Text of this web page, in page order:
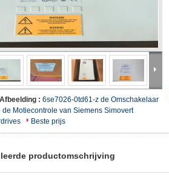
: 6se7026-0td61-z de Omschakelaar
de Motiecontrole van Siemens Simovert
Beste prijs
productomschrijving